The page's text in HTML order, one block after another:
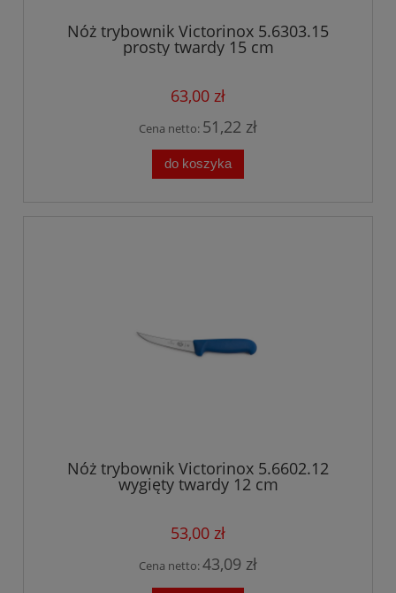
Nóż trybownik Victorinox 5.6303.15
prosty twardy 15 cm
63,00 zł
Cena netto: 51,22 zł
do koszyka
Nóż trybownik Victorinox 5.6602.12
wygięty twardy 12 cm
53,00 zł
Cena netto:43,09 zł